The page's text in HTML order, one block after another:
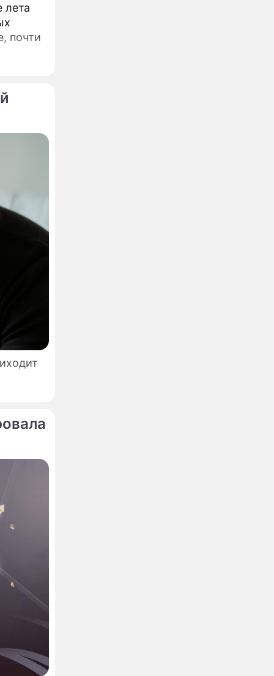
лета
почти